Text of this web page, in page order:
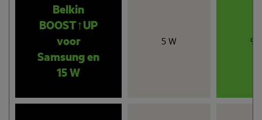
Belkin
BOOST↑UP
voor
Samsung en
15 W
5 W 9